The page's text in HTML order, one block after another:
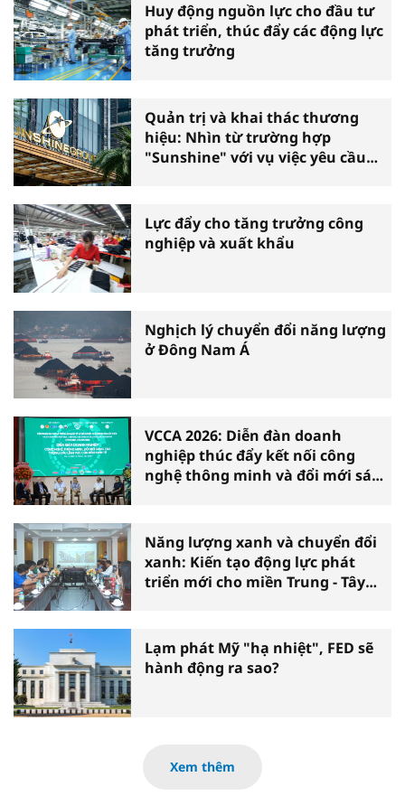
Huy động nguồn lực cho đầu tư
phát triển, thúc đẩy các động lực
tăng trưởng
Quản trị và khai thác thương
hiệu: Nhìn từ trường hợp
"Sunshine" với vụ việc yêu cầu
Lực đẩy cho tăng trưởng công
nghiệp và xuất khẩu
Nghịch lý chuyển đổi năng lượng
ở Đông Nam Á
VCCA 2026: Diễn đàn doanh
nghiệp thúc đẩy kết nối công
nghệ thông minh và đổi mới sáng
Năng lượng xanh và chuyển đổi
xanh: Kiến tạo động lực phát
triển mới cho miền Trung - Tây
Lạm phát Mỹ "hạ nhiệt", FED sẽ
hành động ra sao?
Xem thêm